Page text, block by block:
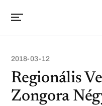
2018-03-12
Regionális
Zongora